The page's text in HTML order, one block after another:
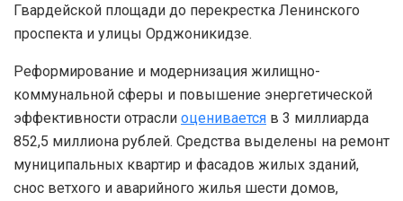
Гвардейской площади до перекрестка Ленинского
проспекта и улицы Орджоникидзе.
Реформирование и модернизация жилищно-
коммунальной сферы и повышение энергетической
эффективности отрасли оценивается в 3 миллиарда
852,5 миллиона рублей. Средства выделены на ремонт
муниципальных квартир и фасадов жилых зданий,
снос ветхого и аварийного жилья шести домов,